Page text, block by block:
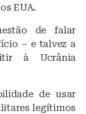
EUA.
de falar
– e talvez a
à Ucrânia
de usar
legítimos